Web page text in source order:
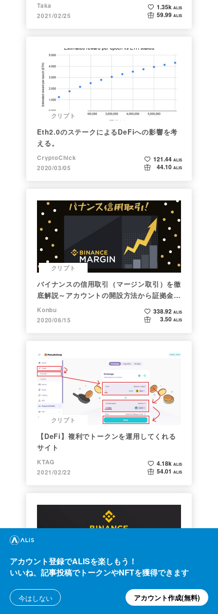
Taka
2021/02/25
1.35k ALIS
59.99 ALIS
クリプト
Eth2.0のステークによるDeFiへの影響を考
える。
CryptoChick
2020/03/05
121.44 ALIS
44.10 ALIS
クリプト
バイナンスの信用取引（マージン取引）を徹
底解説～アカウントの開設方法から証拠金計
算例まで～
Konbu
2020/06/15
338.92 ALIS
3.50 ALIS
クリプト
【DeFi】複利でトークンを運用してくれる
サイト
KTAG
2021/02/22
4.18k ALIS
54.01 ALIS
クリプト
2021年1月以降バイナンスに上場した銘柄を
140文字以内でざっくりレビュー（Twitter
アカウント登録でALISを楽しもう！
いいね、記事投稿でトークンやNFTを獲得できます
今はしない アカウント作成(無料)